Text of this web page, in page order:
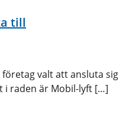
till
valt att ansluta sig
i raden är Mobil-lyft […]